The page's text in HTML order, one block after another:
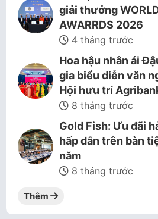
giải thưởng
AWARRDS 2026
4 tháng trước
Hoa hậu nhân ái
gia biểu diễn văn
Hội hưu trí
8 tháng trước
Gold Fish: Ưu đãi
hấp dẫn trên bàn
năm
8 tháng trước
Thêm